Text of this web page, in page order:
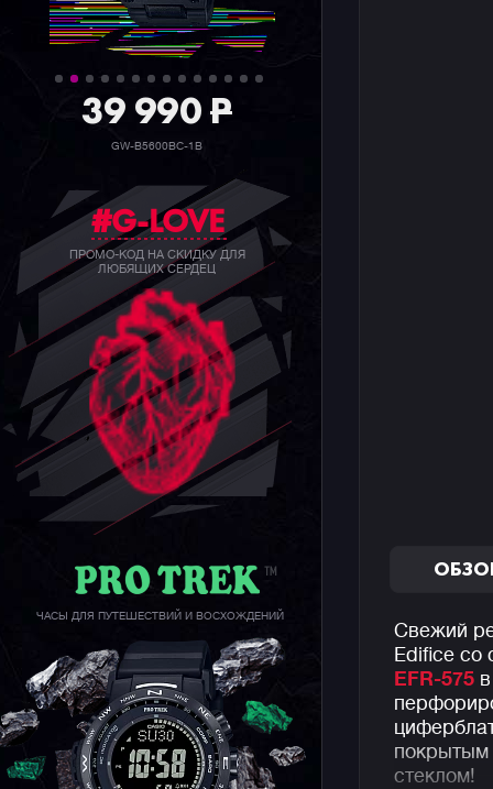
39 990P
GW-B5600BC-1B
#G-LOVE
ПРОМО-КОД НА СКИДКУ ДЛЯ
ЛЮБЯЩИХ СЕРДЕЦ
ЧАСЫ ДЛЯ ПУТЕШЕСТВИЙ И ВОСХОЖДЕНИЙ
Свежий
Edifice со
EFR-575
стеклом!